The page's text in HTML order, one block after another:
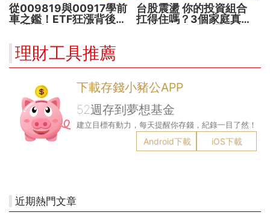
從009819與00917學前
車之鑑！ETF狂漲背後
台股震盪 你的投資組合
扛得住嗎？3個家庭真實
理財工具推薦
下載存錢小豬公APP
52週存到夢想基金
建立目標有動力，每天提醒你存錢，紀錄一目了然！
Android下載 iOS下載
近期熱門文章